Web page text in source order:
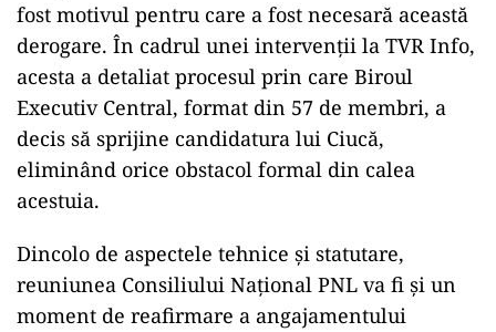
fost motivul pentru care a fost necesară această
derogare. În cadrul unei intervenții la TVR Info,
acesta a detaliat procesul prin care Biroul
Executiv Central, format din 57 de membri, a
decis să sprijine candidatura lui Ciucă,
eliminând orice obstacol formal din calea
acestuia.
Dincolo de aspectele tehnice și statutare,
reuniunea Consiliului Național PNL va fi și un
moment de reafirmare a angajamentului